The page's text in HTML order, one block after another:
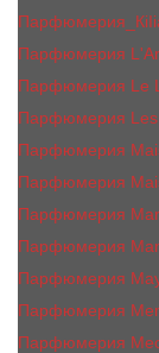
Парфюмерия
Парфюмерия Le
Парфюмерия Les
Парфюмерия
Парфюмерия
Парфюмерия
Парфюмерия
Парфюмерия
Парфюмерия
Парфюмерия